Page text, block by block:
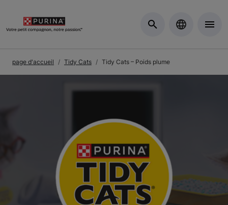
page d'accueil Tidy Cats Tidy Cats – Poids plume